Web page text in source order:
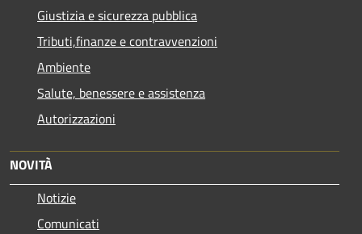
Giustizia e sicurezza pubblica
Tributi,finanze e contravvenzioni
Ambiente
Salute, benessere e assistenza
Autorizzazioni
NOVITÀ
Notizie
Comunicati